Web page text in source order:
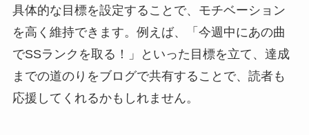
具体的な目標を設定することで、モチベーション
を高く維持できます。例えば、「今週中にあの曲
でSSランクを取る！」といった目標を立て、達成
までの道のりをブログで共有することで、読者も
応援してくれるかもしれません。